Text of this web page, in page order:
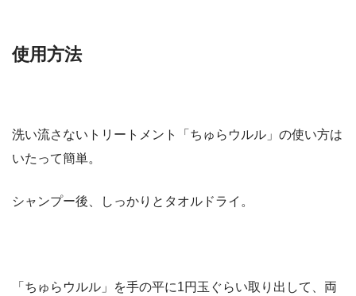
使用方法
洗い流さないトリートメント「ちゅらウルル」の使い方は
いたって簡単。
シャンプー後、しっかりとタオルドライ。
「ちゅらウルル」を手の平に1円玉ぐらい取り出して、両